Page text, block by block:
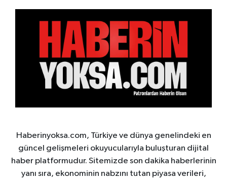
Haberinyoksa.com, Türkiye ve dünya genelindeki en
güncel gelişmeleri okuyucularıyla buluşturan dijital
haber platformudur. Sitemizde son dakika haberlerinin
yanı sıra, ekonominin nabzını tutan piyasa verileri,